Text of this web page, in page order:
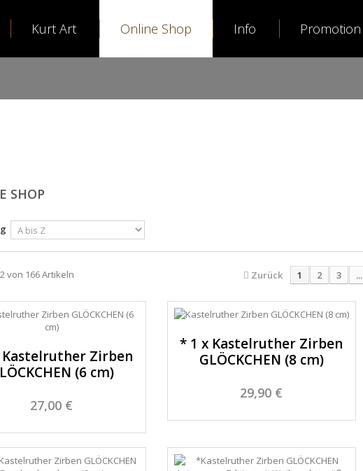
Kurt Art Online Shop Info Promotion
SHOP
Zurück 1 2 3 ...
von 166 Artikeln
Kastelruther Zirben
(6 cm)
27,00 €
* 1 x Kastelruther Zirben
GLÖCKCHEN (8 cm)
29,90 €